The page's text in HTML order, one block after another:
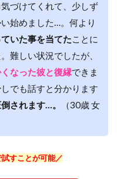
づけてくれて、少しず
始めました…。何より
いた事を当てたことに
難しい状況でしたが、
なった彼と復縁できま
でも話すと分かります
されます…。
（30歳 女
すことが可能／